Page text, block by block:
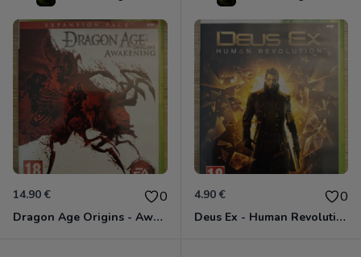
14.90 € 0
Dragon Age Origins - Awakening Xbox 360
4.90 € 0
Deus Ex - Human Revolution Xbox 360